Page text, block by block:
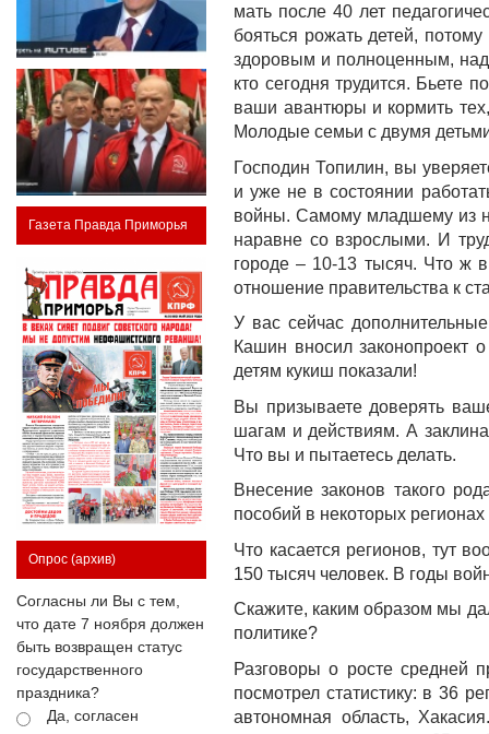
Газета Правда Приморья
Опрос (архив)
Согласны ли Вы с тем,
что дате 7 ноября должен
быть возвращен статус
государственного
праздника?
Да, согласен
мать после 40 лет
бояться рожать детей,
здоровым и полноценным,
кто сегодня трудится. Бьете
ваши авантюры и кормить
Молодые семьи с двумя
Господин Топилин, вы
и уже не в состоянии
войны. Самому младшему из
наравне со взрослыми. И
городе – 10-13 тысяч. Что ж
отношение правительства к
У вас сейчас
Кашин вносил законопроект
детям кукиш показали!
Вы призываете доверять
шагам и действиям. А
Что вы и пытаетесь делать.
Внесение законов такого
пособий в некоторых
Что касается регионов, тут
150 тысяч человек. В годы
Скажите, каким образом мы
политике?
Разговоры о росте средней
посмотрел статистику: в 36
автономная область,